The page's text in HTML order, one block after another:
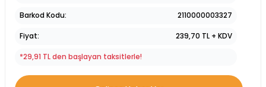
Barkod Kodu 2110000003327
Fiyat 239,70 TL + KDV
*29,91 TL den başlayan taksitlerle!